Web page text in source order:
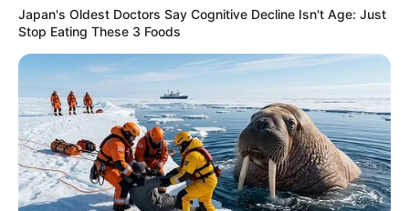
Japan's Oldest Doctors Say Cognitive Decline Isn't Age: Just
Stop Eating These 3 Foods